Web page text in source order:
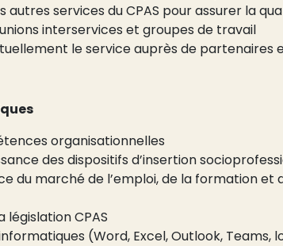
autres services du CPAS pour assurer la
interservices et groupes de travail
le service auprès de partenaires
organisationnelles
des dispositifs d’insertion
du marché de l’emploi, de la formation et
législation CPAS
(Word, Excel, Outlook, Teams,